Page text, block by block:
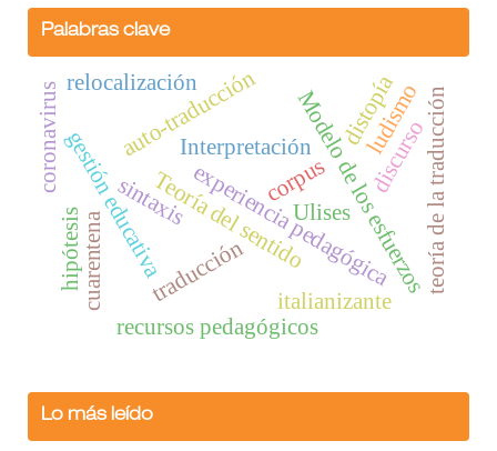
Palabras clave
experiencia pedagógica
Interpretación
Teoría del sentidoModelo de los esfuerzos
discurso
traducción teoría de la traducción
auto-traducción
relocalización
italianizante
gestión educativa
cuarentena
coronavirus
recursos pedagógicos
ludismo
sintaxis Ulises
distopía
hipótesis
corpus
Lo más leído